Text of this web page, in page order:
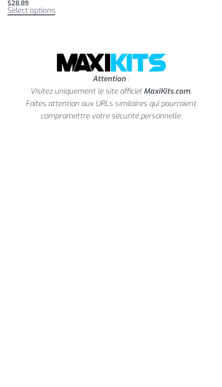
$28,89
Select options
Attention :
Visitez uniquement le site officiel MaxiKits.com.
Faites attention aux URLs similaires qui pourraient
compromettre votre sécurité personnelle.